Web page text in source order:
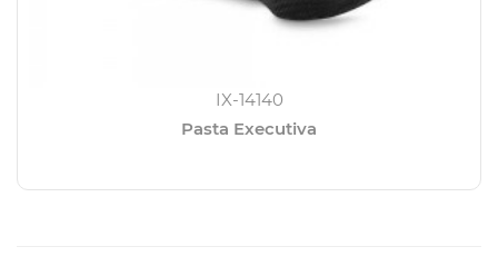
IX-14140
Pasta Executiva